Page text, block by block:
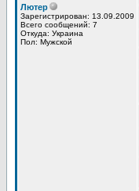
Лютер
Зарегистрирован: 13.09.2009
Всего сообщений: 7
Откуда: Украина
Пол: Мужской